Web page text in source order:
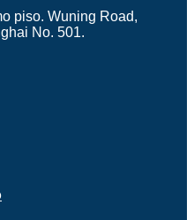
piso. Wuning Road,
No. 501.